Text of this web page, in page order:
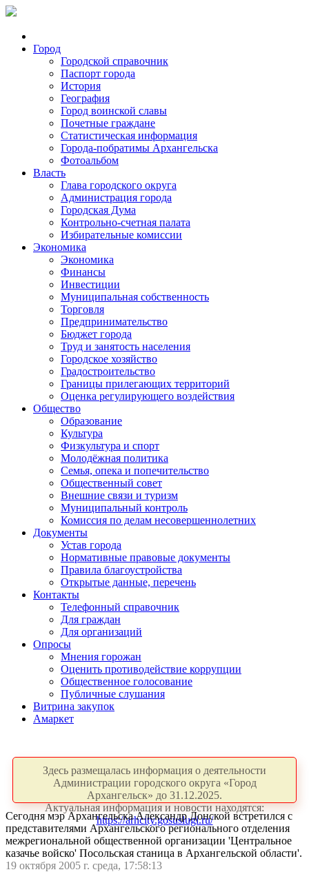
Город
Городской справочник
Паспорт города
История
География
Город воинской славы
Почетные граждане
Статистическая информация
Города-побратимы Архангельска
Фотоальбом
Власть
Глава городского округа
Администрация города
Городская Дума
Контрольно-счетная палата
Избирательные комиссии
Экономика
Экономика
Финансы
Инвестиции
Муниципальная собственность
Торговля
Предпринимательство
Бюджет города
Труд и занятость населения
Городское хозяйство
Градостроительство
Границы прилегающих территорий
Оценка регулирующего воздействия
Общество
Образование
Культура
Физкультура и спорт
Молодёжная политика
Семья, опека и попечительство
Общественный совет
Внешние связи и туризм
Муниципальный контроль
Комиссия по делам несовершеннолетних
Документы
Устав города
Нормативные правовые документы
Правила благоустройства
Открытые данные, перечень
Контакты
Телефонный справочник
Для граждан
Для организаций
Опросы
Мнения горожан
Оценить противодействие коррупции
Общественное голосование
Публичные слушания
Витрина закупок
Амаркет
Здесь размещалась информация о деятельности
Администрации городского округа «Город
Архангельск» до 31.12.2025.
Актуальная информация и новости находятся:
https://arhcity.gosuslugi.ru/
Сегодня мэр Архангельска Александр Донской встретился с
представителями Архангельского регионального отделения
межрегиональной общественной организации 'Центральное
казачье войско' Посольская станица в Архангельской области'.
19 октября 2005 г. среда, 17:58:13